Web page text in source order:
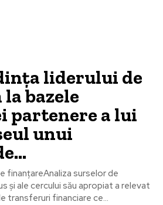
liderului de
bazele
partenere a lui
unui
finanțareAnaliza surselor de
și ale cercului său apropiat a relevat
transferuri financiare ce...